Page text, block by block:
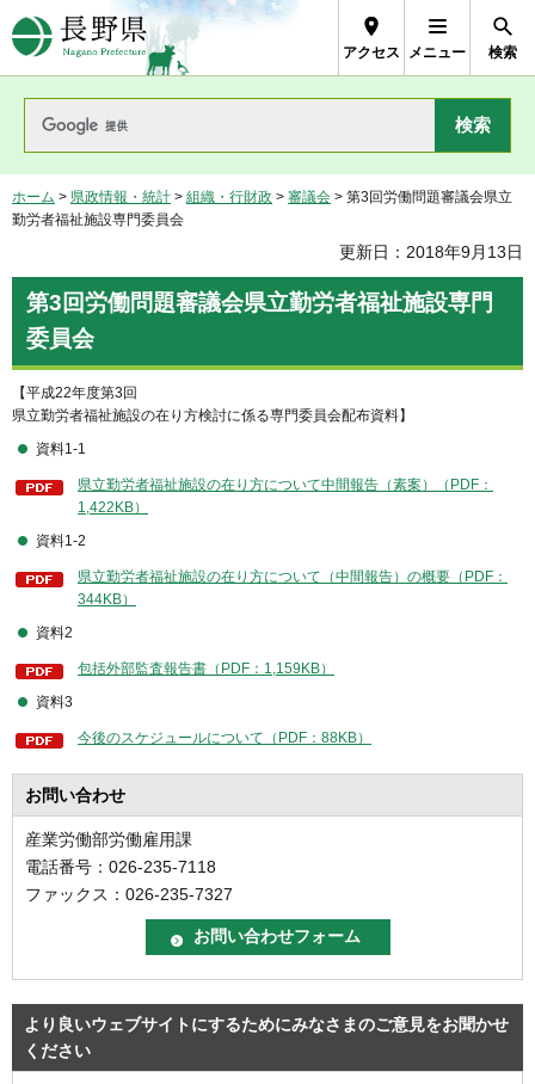
長野県Nagano Prefecture
アクセス メニュー 検索
ホーム > 県政情報・統計 > 組織・行財政 > 審議会 > 第3回労働問題審議会県立
勤労者福祉施設専門委員会
更新日：2018年9月13日
第3回労働問題審議会県立勤労者福祉施設専門
委員会
【平成22年度第3回
県立勤労者福祉施設の在り方検討に係る専門委員会配布資料】
資料1-1
県立勤労者福祉施設の在り方について中間報告（素案）（PDF：
1,422KB）
資料1-2
県立勤労者福祉施設の在り方について（中間報告）の概要（PDF：
344KB）
資料2
包括外部監査報告書（PDF：1,159KB）
資料3
今後のスケジュールについて（PDF：88KB）
お問い合わせ
産業労働部労働雇用課
電話番号：026-235-7118
ファックス：026-235-7327
より良いウェブサイトにするためにみなさまのご意見をお聞かせ
ください